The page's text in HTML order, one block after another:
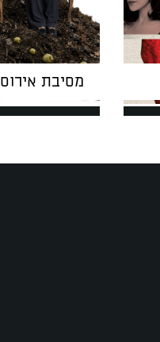
מסיבת